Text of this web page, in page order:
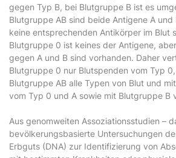
gegen Typ B, bei Blutgruppe B ist es
Blutgruppe AB sind beide Antigene A
keine entsprechenden Antikörper im Blut
Blutgruppe 0 ist keines der Antigene,
gegen A und B sind vorhanden. Daher
Blutgruppe 0 nur Blutspenden vom Typ
Blutgruppe AB alle Typen von Blut und
vom Typ 0 und A sowie mit Blutgruppe B
Aus genomweiten Assoziationsstudien –
bevölkerungsbasierte Untersuchungen
Erbguts (DNA) zur Identifizierung von